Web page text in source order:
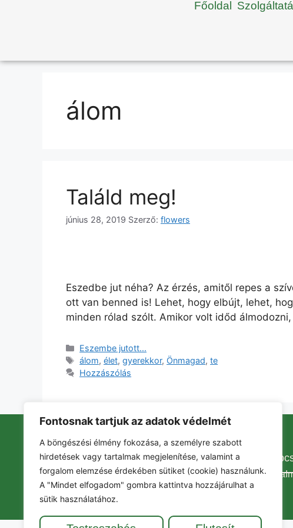
Fontosnak tartjuk az adatok védelmét
A böngészési élmény fokozása, a személyre szabott
hirdetések vagy tartalmak megjelenítése, valamint a
forgalom elemzése érdekében sütiket (cookie) használunk.
A "Mindet elfogadom" gombra kattintva hozzájárulhat a
sütik használatához.
Főoldal
álom
Találd meg!
június 28, 2019 Szerző: flowers
Eszedbe jut néha? Az érzés, amitől repes a
ott van benned is! Lehet, hogy elbújt, lehet,
minden rólad szólt. Amikor volt időd
Eszembe jutott...
álom,élet,gyerekkor, Önmagad,te
Hozzászólás
SzolgáltatásokGyerekeknekEseménynaptár
FlOWers Életmód Műhely 2026. Minden jog fenntartva